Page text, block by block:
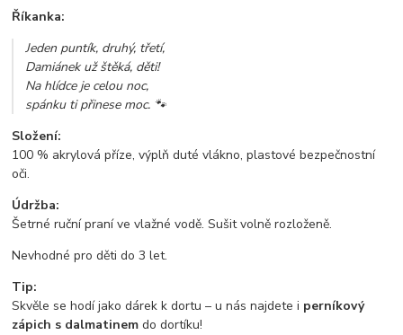
Říkanka:
Jeden puntík, druhý, třetí,
Damiánek už štěká, děti!
Na hlídce je celou noc,
spánku ti přinese moc. 🐾
Složení:
100 % akrylová příze, výplň duté vlákno, plastové bezpečnostní
oči.
Údržba:
Šetrné ruční praní ve vlažné vodě. Sušit volně rozloženě.
Nevhodné pro děti do 3 let.
Tip:
Skvěle se hodí jako dárek k dortu – u nás najdete i perníkový
zápich s dalmatinem do dortíku!